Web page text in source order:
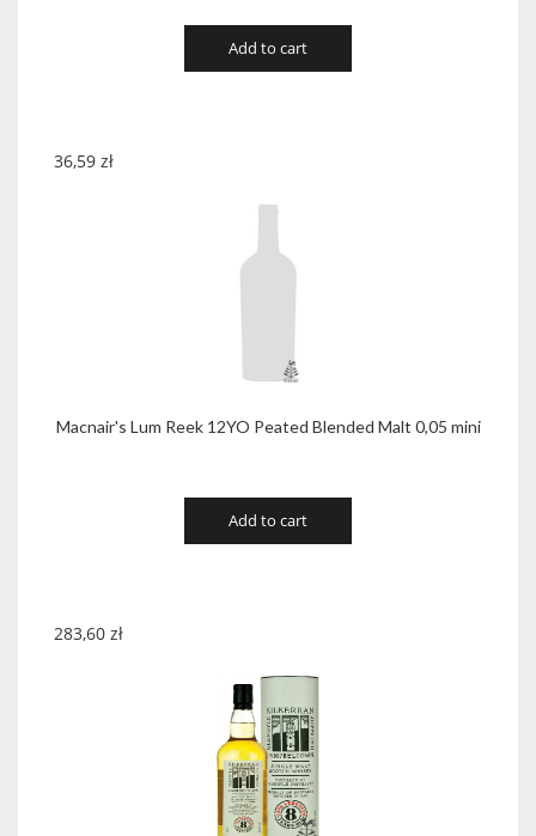
Add to cart
Macnair's Lum Reek 12YO Peated Blended Malt 0,05 mini
36,59 zł
Add to cart
283,60 zł